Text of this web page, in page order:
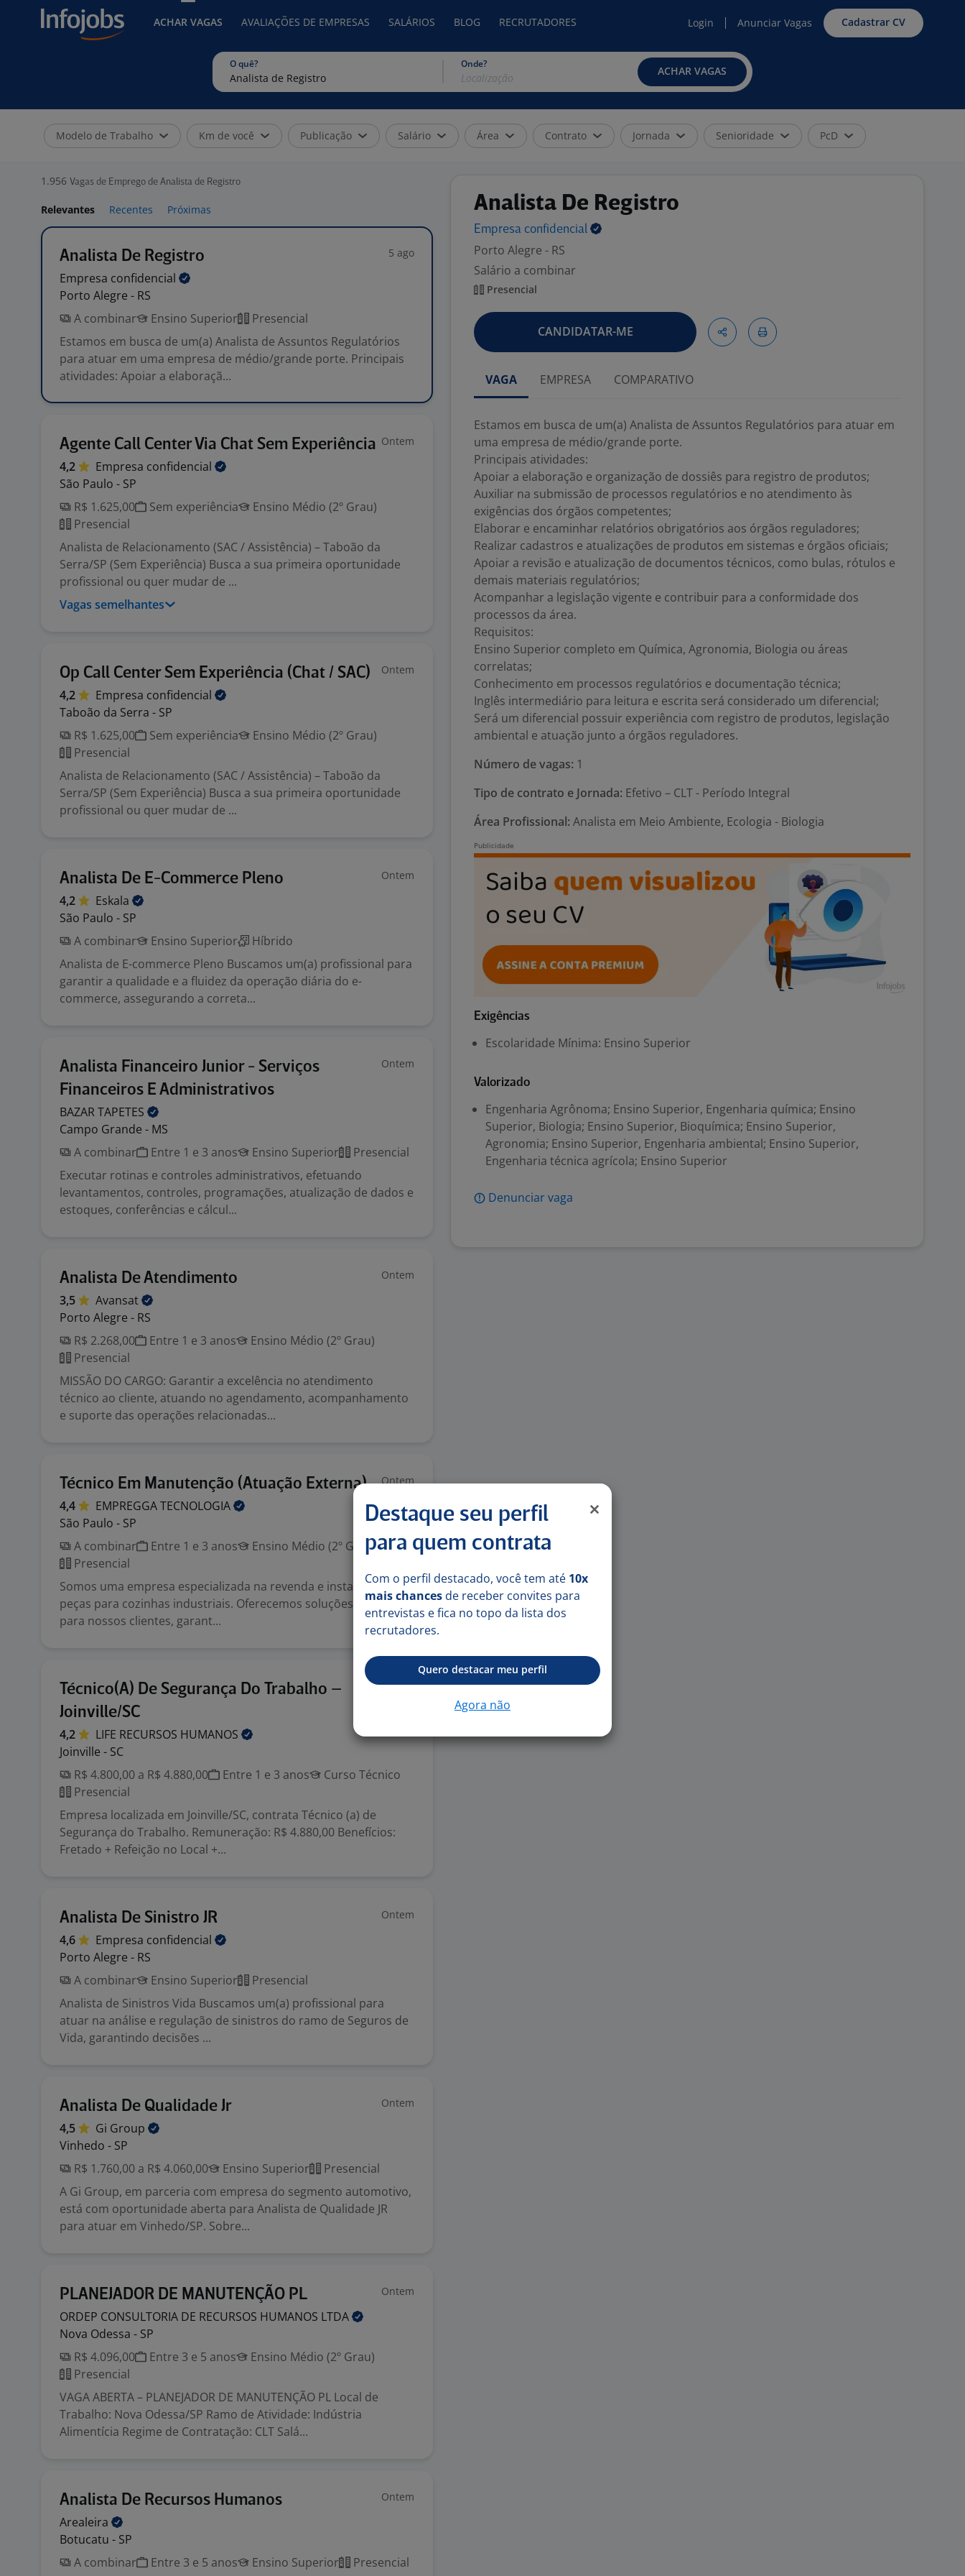
ACHAR VAGAS AVALIAÇÕES DE EMPRESAS SALÁRIOS BLOG RECRUTADORES Login Anunciar Vagas Cadastrar CV
O quê? Onde?
ACHAR VAGAS
Modelo de Trabalho Km de você Publicação Salário Área Contrato Jornada Senioridade PcD
1.956 Vagas de Emprego de Analista de Registro
Relevantes Recentes Próximas
Analista De Registro 5 ago
Empresa confidencial
Porto Alegre - RS
A combinar
Ensino Superior
Presencial
Estamos em busca de um(a) Analista de Assuntos Regulatórios
para atuar em uma empresa de médio/grande porte. Principais
atividades: Apoiar a elaboraçã...
Agente Call Center Via Chat Sem Experiência Ontem
4,2 Empresa confidencial
São Paulo - SP
R$ 1.625,00
Sem experiência
Ensino Médio (2º Grau)
Presencial
Analista de Relacionamento (SAC / Assistência) – Taboão da
Serra/SP (Sem Experiência) Busca a sua primeira oportunidade
profissional ou quer mudar de ...
Vagas semelhantes
Op Call Center Sem Experiência (Chat / SAC) Ontem
4,2 Empresa confidencial
Taboão da Serra - SP
R$ 1.625,00
Sem experiência
Ensino Médio (2º Grau)
Presencial
Analista de Relacionamento (SAC / Assistência) – Taboão da
Serra/SP (Sem Experiência) Busca a sua primeira oportunidade
profissional ou quer mudar de ...
Analista De E-Commerce Pleno Ontem
4,2
Eskala
São Paulo - SP
A combinar
Ensino Superior
Híbrido
Analista de E-commerce Pleno Buscamos um(a) profissional para
garantir a qualidade e a fluidez da operação diária do e-
commerce, assegurando a correta...
Analista Financeiro Junior - Serviços
Financeiros E Administrativos
Ontem
BAZARTAPETES
Campo Grande - MS
A combinar
Entre 1 e 3 anos Ensino Superior
Presencial
Executar rotinas e controles administrativos, efetuando
levantamentos, controles, programações, atualização de dados e
estoques, conferências e cálcul...
Analista De Atendimento Ontem
3,5
Avansat
Porto Alegre - RS
R$ 2.268,00
Entre 1 e 3 anos
Ensino Médio (2º Grau)
Presencial
MISSÃO DO CARGO: Garantir a excelência no atendimento
técnico ao cliente, atuando no agendamento, acompanhamento
e suporte das operações relacionadas...
Técnico Em Manutenção (Atuação Externa) Ontem
4,4 EMPREGGATECNOLOGIA
São Paulo - SP
A combinar
Entre 1 e 3 anos
Ensino Médio (2º Grau)
Presencial
Somos uma empresa especializada na revenda e instalação de
peças para cozinhas industriais. Oferecemos soluções completas
para nossos clientes, garant...
Técnico(A) De Segurança Do Trabalho –
Joinville/SC
Ontem
4,2 LIFE RECURSOS HUMANOS
Joinville - SC
R$ 4.800,00 a R$ 4.880,00
Entre 1 e 3 anos
Curso Técnico
Presencial
Empresa localizada em Joinville/SC, contrata Técnico (a) de
Segurança do Trabalho. Remuneração: R$ 4.880,00 Benefícios:
Fretado + Refeição no Local +...
Analista De Sinistro JR Ontem
4,6 Empresa confidencial
Porto Alegre - RS
A combinar
Ensino Superior
Presencial
Analista de Sinistros Vida Buscamos um(a) profissional para
atuar na análise e regulação de sinistros do ramo de Seguros de
Vida, garantindo decisões ...
Analista De Qualidade Jr Ontem
4,5 Gi Group
Vinhedo - SP
R$ 1.760,00 a R$ 4.060,00
Ensino Superior
Presencial
A Gi Group, em parceria com empresa do segmento automotivo,
está com oportunidade aberta para Analista de Qualidade JR
para atuar em Vinhedo/SP. Sobre...
PLANEJADOR DE MANUTENÇÃO PL Ontem
ORDEP CONSULTORIA DE RECURSOS HUMANOS LTDA
Nova Odessa - SP
R$ 4.096,00
Entre 3 e 5 anos
Ensino Médio (2º Grau)
Presencial
VAGA ABERTA – PLANEJADOR DE MANUTENÇÃO PL Local de
Trabalho: Nova Odessa/SP Ramo de Atividade: Indústria
Alimentícia Regime de Contratação: CLT Salá...
Analista De Recursos Humanos Ontem
Arealeira
Botucatu - SP
A combinar
Entre 3 e 5 anos Ensino Superior Presencial
Analista De Registro
Empresa confidencial
Porto Alegre - RS
Salário a combinar
Presencial
CANDIDATAR-ME
VAGA EMPRESA COMPARATIVO
Estamos em busca de um(a) Analista de Assuntos Regulatórios para atuar em
uma empresa de médio/grande porte.
Principais atividades:
Apoiar a elaboração e organização de dossiês para registro de produtos;
Auxiliar na submissão de processos regulatórios e no atendimento às
exigências dos órgãos competentes;
Elaborar e encaminhar relatórios obrigatórios aos órgãos reguladores;
Realizar cadastros e atualizações de produtos em sistemas e órgãos oficiais;
Apoiar a revisão e atualização de documentos técnicos, como bulas, rótulos e
demais materiais regulatórios;
Acompanhar a legislação vigente e contribuir para a conformidade dos
processos da área.
Requisitos:
Ensino Superior completo em Química, Agronomia, Biologia ou áreas
correlatas;
Conhecimento em processos regulatórios e documentação técnica;
Inglês intermediário para leitura e escrita será considerado um diferencial;
Será um diferencial possuir experiência com registro de produtos, legislação
ambiental e atuação junto a órgãos reguladores.
Número de vagas: 1
Tipo de contrato e Jornada: Efetivo – CLT - Período Integral
Área Profissional: Analista em Meio Ambiente, Ecologia - Biologia
Exigências
Escolaridade Mínima: Ensino Superior
Valorizado
Engenharia Agrônoma; Ensino Superior, Engenharia química; Ensino
Superior, Biologia; Ensino Superior, Bioquímica; Ensino Superior,
Agronomia; Ensino Superior, Engenharia ambiental; Ensino Superior,
Engenharia técnica agrícola; Ensino Superior
Denunciar vaga
Destaque seu perfil
para quem contrata
Com o perfil destacado, você tem até 10x
mais chances de receber convites para
entrevistas e fica no topo da lista dos
recrutadores.
Quero destacar meu perfil
Agora não